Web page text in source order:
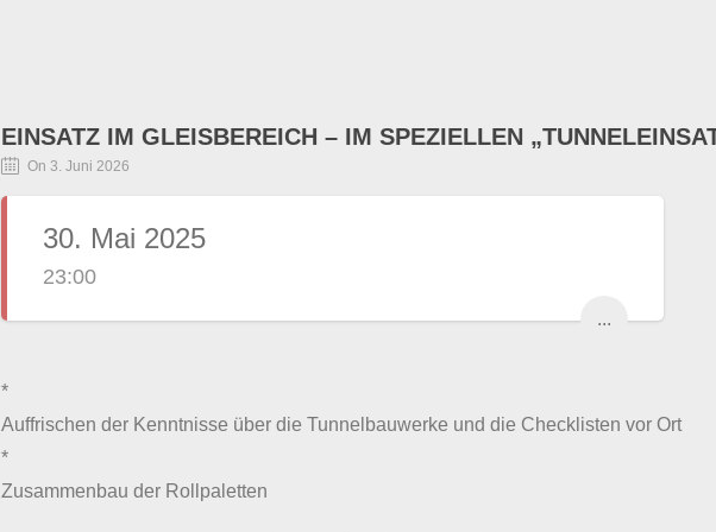
EINSATZ IM GLEISBEREICH – IM SPEZIELLEN
On 3. Juni 2026
30. Mai 2025
23:00
...
*
Auffrischen der Kenntnisse über die Tunnelbauwerke und die Checklisten vor Ort
*
Zusammenbau der Rollpaletten